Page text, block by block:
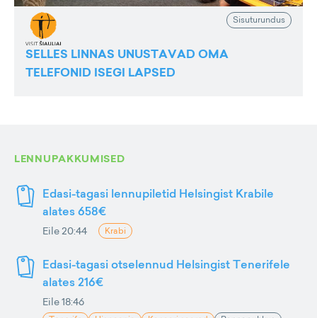
Sisuturundus
SELLES LINNAS UNUSTAVAD OMA
TELEFONID ISEGI LAPSED
LENNUPAKKUMISED
Edasi-tagasi lennupiletid Helsingist Krabile
alates 658€
Eile 20:44 Krabi
Edasi-tagasi otselennud Helsingist Tenerifele
alates 216€
Eile 18:46